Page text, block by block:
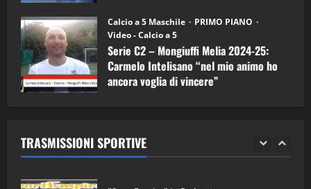
Calcio a 5 Maschile
PRIMO PIANO
Video - Calcio a 5
Serie C2 – Mongiuffi Melia 2024-25:
Carmelo Intelisano “nel mio animo ho
ancora voglia di vincere”
TRASMISSIONI SPORTIVE
1
“SportEmpire” in Podcast: 30^ Puntata
(Martedi 05 Maggio 2026)
08/05/2026
2 28/04/2026